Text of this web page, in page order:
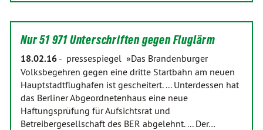
Nur 51 971 Unterschriften gegen Fluglärm
18.02.16 - pressespiegel »Das Brandenburger
Volksbegehren gegen eine dritte Startbahn am neuen
Hauptstadtflughafen ist gescheitert. ... Unterdessen hat
das Berliner Abgeordnetenhaus eine neue
Haftungsprüfung für Aufsichtsrat und
Betreibergesellschaft des BER abgelehnt. ... Der…